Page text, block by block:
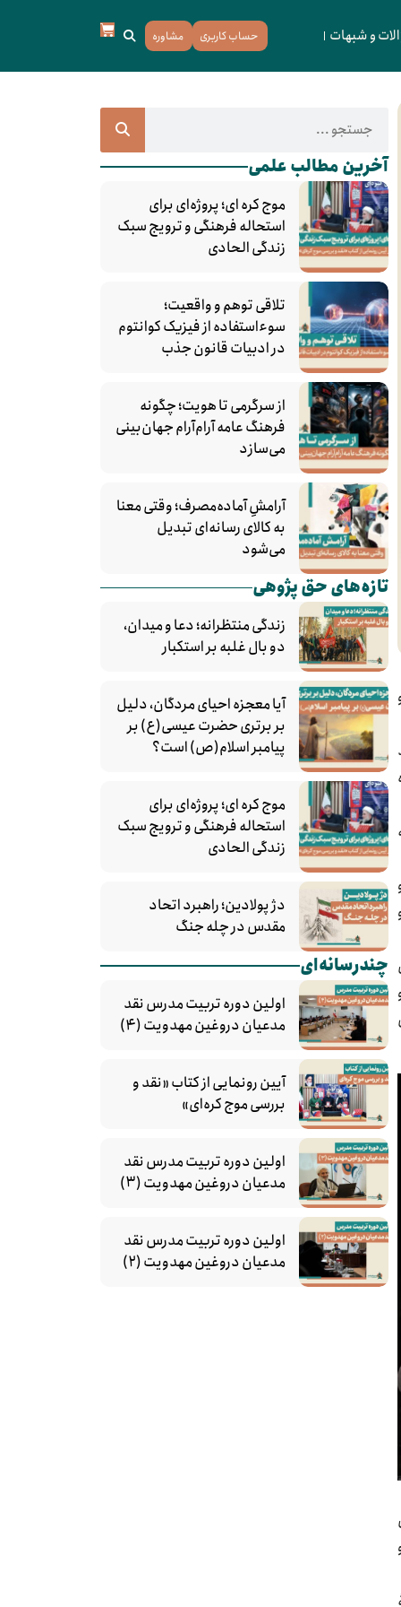
و شبهات حساب کاربری مشاوره
آخرین مطالب علمی
موج کره‌ ای؛ پروژه‌ای برای
استحاله فرهنگی و ترویج سبک
زندگی الحادی
تلاقی توهم و واقعیت؛
سوءاستفاده از فیزیک کوانتوم
در ادبیات قانون جذب
از سرگرمی تا هویت؛ چگونه
فرهنگ عامه آرام‌آرام جهان‌بینی
می‌سازد
آرامشِ آماده‌مصرف؛ وقتی معنا
به کالای رسانه‌ای تبدیل
می‌شود
تازه‌های حق پژوهی
زندگی منتظرانه؛ دعا و میدان،
دو بال غلبه بر استکبار
آیا معجزه احیای مردگان، دلیل
بر برتری حضرت عیسی(ع) بر
پیامبر اسلام(ص) است؟
موج کره‌ ای؛ پروژه‌ای برای
استحاله فرهنگی و ترویج سبک
زندگی الحادی
دژ پولادین؛ راهبرد اتحاد
مقدس در چله جنگ
چندرسانه‌ای
اولین دوره تربیت مدرس نقد
مدعیان دروغین مهدویت (۴)
آیین رونمایی از کتاب «نقد و
بررسی موج کره‌ای»
اولین دوره تربیت مدرس نقد
مدعیان دروغین مهدویت (۳)
اولین دوره تربیت مدرس نقد
مدعیان دروغین مهدویت (۲)